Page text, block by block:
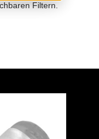
Filtern.